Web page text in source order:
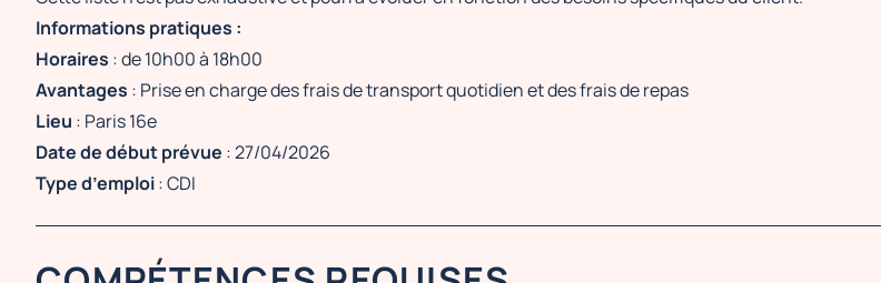
Informations pratiques :
Horaires : de 10h00 à 18h00
Avantages : Prise en charge des frais de transport quotidien et des frais de repas
Lieu : Paris 16e
Date de début prévue : 27/04/2026
Type d’emploi: CDI